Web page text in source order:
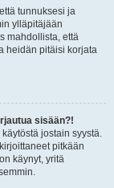
tunnuksesi ja
ylläpitäjään
mahdollista, että
heidän pitäisi korjata
sisään?!
jostain syystä.
pitkään
käynyt, yritä